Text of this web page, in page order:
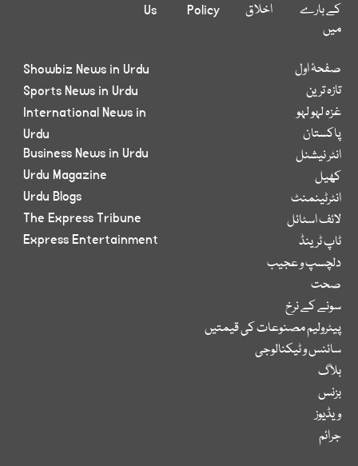
کے بارے
میں
اخلاق Policy
Us
صفحۂ اول
تازہ ترین
غزہ لہو لہو
پاکستان
انٹر نیشنل
کھیل
انٹرٹینمنٹ
لائف اسٹائل
ٹاپ ٹرینڈ
دلچسپ و عجیب
صحت
سونے کے نرخ
پیٹرولیم مصنوعات کی قیمتیں
سائنس و ٹیکنالوجی
بلاگ
بزنس
ویڈیوز
جرائم
Showbiz News in Urdu
Sports News in Urdu
International News in
Urdu
Business News in Urdu
Urdu Magazine
Urdu Blogs
The Express Tribune
Express Entertainment